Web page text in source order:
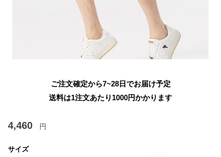
ご注文確定から7~28日でお届け予定
送料は1注文あたり 1000円かかります
4,460 円
サイズ